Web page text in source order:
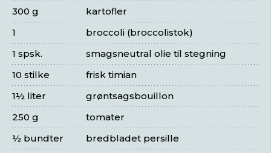
kartofler
300 g
broccoli (broccolistok)
1
smagsneutral olie til stegning
1 spsk.
frisk timian
10 stilke
grøntsagsbouillon
1½ liter
tomater
250 g
bredbladet persille
½ bundter